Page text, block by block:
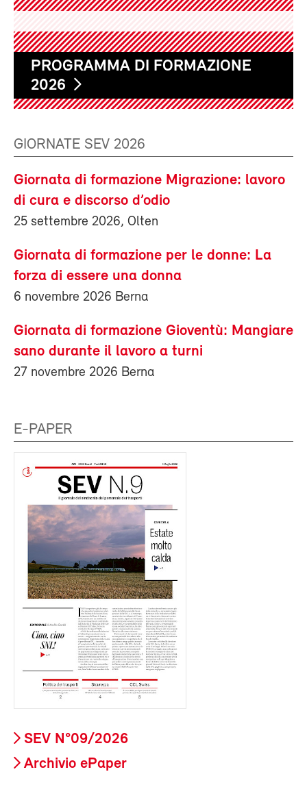
PROGRAMMA DI FORMAZIONE
2026
GIORNATE SEV 2026
Giornata di formazione Migrazione: lavoro
di cura e discorso d’odio
25 settembre 2026, Olten
Giornata di formazione per le donne: La
forza di essere una donna
6 novembre 2026 Berna
Giornata di formazione Gioventù: Mangiare
sano durante il lavoro a turni
27 novembre 2026 Berna
E-PAPER
SEV N°09/2026
Archivio ePaper